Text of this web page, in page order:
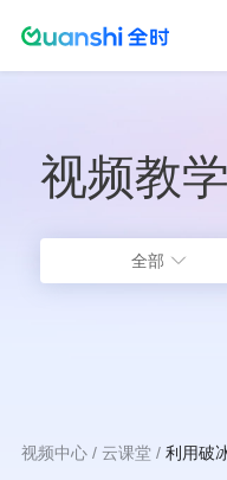
视频教学
全部
面
视频中心 云课堂 利用破